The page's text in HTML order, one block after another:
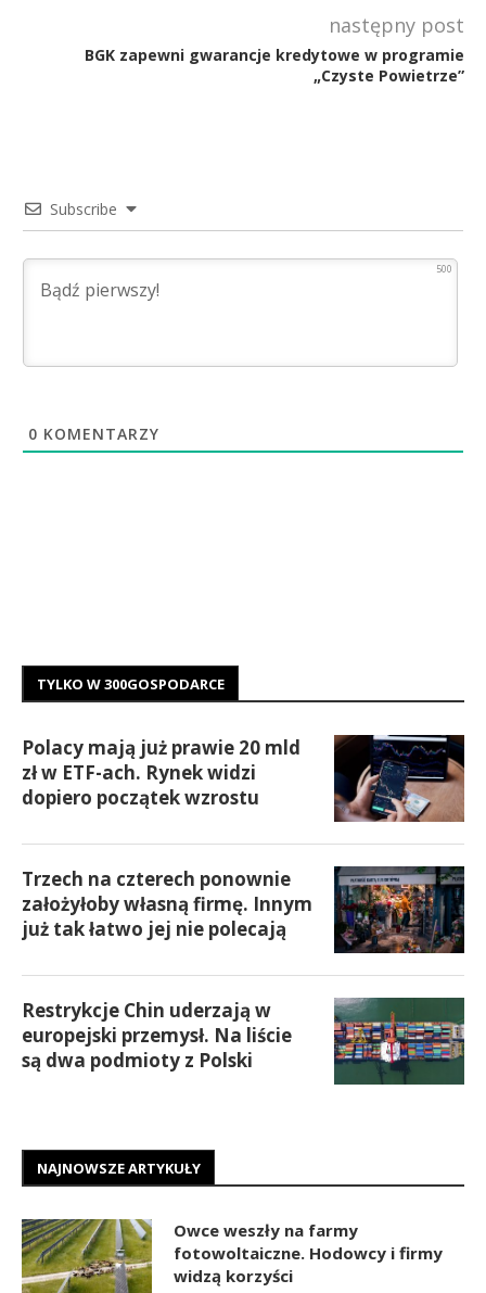
następny post
BGK zapewni gwarancje kredytowe w programie
„Czyste Powietrze”
Subscribe
500
0 KOMENTARZY
TYLKO W 300GOSPODARCE
Polacy mają już prawie 20 mld
zł w ETF-ach. Rynek widzi
dopiero początek wzrostu
Trzech na czterech ponownie
założyłoby własną firmę. Innym
już tak łatwo jej nie polecają
Restrykcje Chin uderzają w
europejski przemysł. Na liście
są dwa podmioty z Polski
NAJNOWSZE ARTYKUŁY
Owce weszły na farmy
fotowoltaiczne. Hodowcy i firmy
widzą korzyści